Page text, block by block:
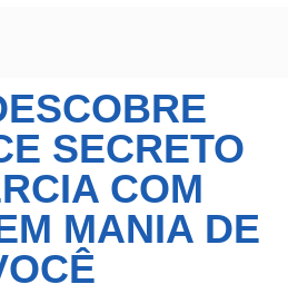
SECRETO
COM
MANIA DE